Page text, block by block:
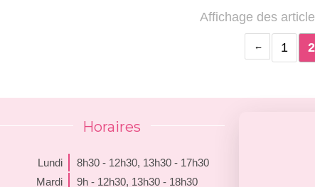
Affichage des
1 2
Horaires
Lundi 8h30 - 12h30, 13h30 - 17h30
Mardi
9h - 12h30, 13h30 - 18h30